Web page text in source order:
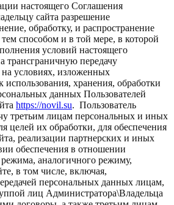
настоящего Соглашения
сайта разрешение
обработку, и распространение
способом и в той мере, в которой
условий настоящего
трансграничную передачу
условиях, изложенных
хранения, обработки
данных Пользователей
https://novil.su. Пользователь
третьим лицам персональных и иных
целей их обработки, для обеспечения
реализации партнерских и иных
обеспечения в отношении
аналогичного режиму,
в том числе, включая,
персональных данных лицам,
лиц Администратора\Владельца